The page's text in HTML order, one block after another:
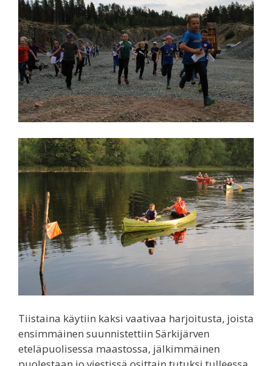
Tiistaina käytiin kaksi vaativaa harjoitusta, joista
ensimmäinen suunnistettiin Särkijärven
eteläpuolisessa maastossa, jälkimmäinen